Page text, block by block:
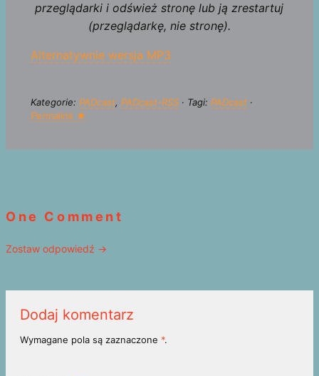
przeglądarki i odśwież stronę lub ją zrestartuj
(przeglądarkę, nie stronę).
Alternatywnie wersja MP3
Kategorie: PADcast, PADcast-RSS· Tagi: PADcast·
Permalink ★
One Comment
Zostaw odpowiedź →
Dodaj komentarz
Wymagane pola są zaznaczone *.